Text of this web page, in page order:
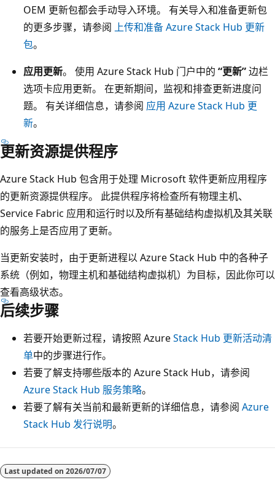
OEM 更新包都会手动导入环境。 有关导入和准备更新包
的更多步骤，请参阅 上传和准备 Azure Stack Hub 更新
包。
应用更新。 使用 Azure Stack Hub 门户中的 “更新”边栏
选项卡应用更新。 在更新期间，监视和排查更新进度问
题。 有关详细信息，请参阅 应用 Azure Stack Hub 更
新。
更新资源提供程序
Azure Stack Hub 包含用于处理 Microsoft 软件更新应用程序
的更新资源提供程序。 此提供程序将检查所有物理主机、
Service Fabric 应用和运行时以及所有基础结构虚拟机及其关联
的服务上是否应用了更新。
当更新安装时，由于更新进程以 Azure Stack Hub 中的各种子
系统（例如，物理主机和基础结构虚拟机）为目标，因此你可以
查看高级状态。
后续步骤
若要开始更新过程，请按照 AzureStack Hub 更新活动清
单中的步骤进行作。
若要了解支持哪些版本的 Azure Stack Hub，请参阅
Azure Stack Hub 服务策略。
若要了解有关当前和最新更新的详细信息，请参阅 Azure
Stack Hub 发行说明。
Last updated on 2026/07/07